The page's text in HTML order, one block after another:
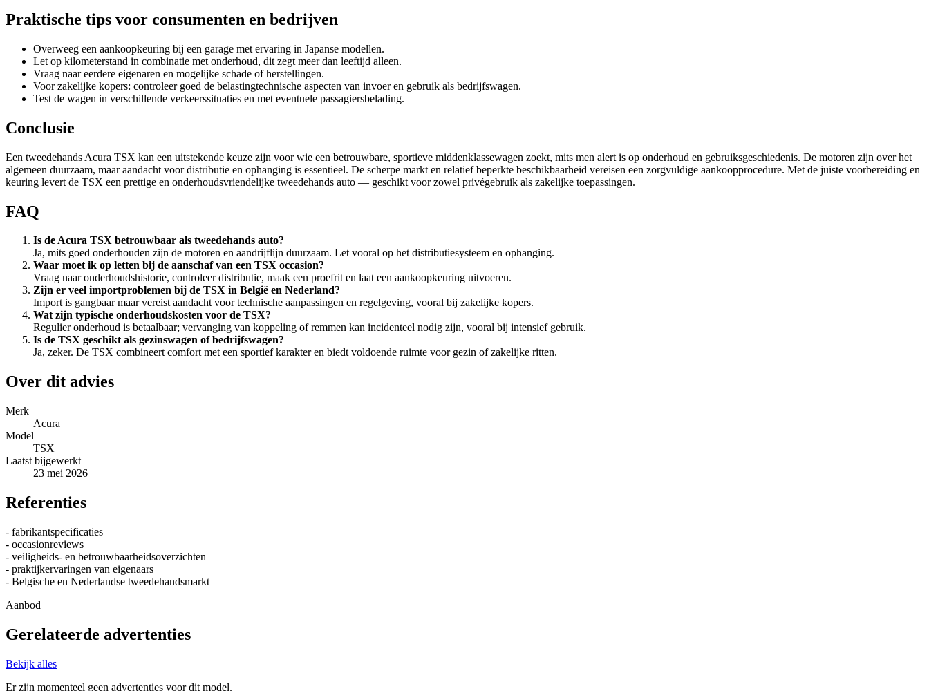
Praktische tips voor consumenten en bedrijven
Overweeg een aankoopkeuring bij een garage met ervaring in Japanse modellen.
Let op kilometerstand in combinatie met onderhoud, dit zegt meer dan leeftijd alleen.
Vraag naar eerdere eigenaren en mogelijke schade of herstellingen.
Voor zakelijke kopers: controleer goed de belastingtechnische aspecten van invoer en gebruik als bedrijfswagen.
Test de wagen in verschillende verkeerssituaties en met eventuele passagiersbelading.
Conclusie
Een tweedehands Acura TSX kan een uitstekende keuze zijn voor wie een betrouwbare, sportieve middenklassewagen zoekt, mits men alert is op onderhoud en gebruiksgeschiedenis. De motoren zijn over het
algemeen duurzaam, maar aandacht voor distributie en ophanging is essentieel. De scherpe markt en relatief beperkte beschikbaarheid vereisen een zorgvuldige aankoopprocedure. Met de juiste voorbereiding en
keuring levert de TSX een prettige en onderhoudsvriendelijke tweedehands auto — geschikt voor zowel privégebruik als zakelijke toepassingen.
FAQ
Is de Acura TSX betrouwbaar als tweedehands auto?
Ja, mits goed onderhouden zijn de motoren en aandrijflijn duurzaam. Let vooral op het distributiesysteem en ophanging.
Waar moet ik op letten bij de aanschaf van een TSX occasion?
Vraag naar onderhoudshistorie, controleer distributie, maak een proefrit en laat een aankoopkeuring uitvoeren.
Zijn er veel importproblemen bij de TSX in België en Nederland?
Import is gangbaar maar vereist aandacht voor technische aanpassingen en regelgeving, vooral bij zakelijke kopers.
Wat zijn typische onderhoudskosten voor de TSX?
Regulier onderhoud is betaalbaar; vervanging van koppeling of remmen kan incidenteel nodig zijn, vooral bij intensief gebruik.
Is de TSX geschikt als gezinswagen of bedrijfswagen?
Ja, zeker. De TSX combineert comfort met een sportief karakter en biedt voldoende ruimte voor gezin of zakelijke ritten.
Over dit advies
Merk
Acura
Model
TSX
Laatst bijgewerkt
23 mei 2026
Referenties
- fabrikantspecificaties
- occasionreviews
- veiligheids- en betrouwbaarheidsoverzichten
- praktijkervaringen van eigenaars
- Belgische en Nederlandse tweedehandsmarkt
Aanbod
Gerelateerde advertenties
Bekijk alles
Er zijn momenteel geen advertenties voor dit model.